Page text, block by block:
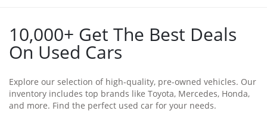
10,000+ Get The Best Deals
On Used Cars
Explore our selection of high-quality, pre-owned vehicles. Our
inventory includes top brands like Toyota, Mercedes, Honda,
and more. Find the perfect used car for your needs.